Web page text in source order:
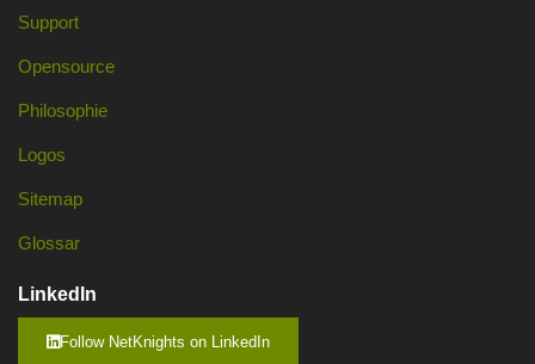
Support
Opensource
Philosophie
Logos
Sitemap
Glossar
LinkedIn
Follow NetKnights on LinkedIn